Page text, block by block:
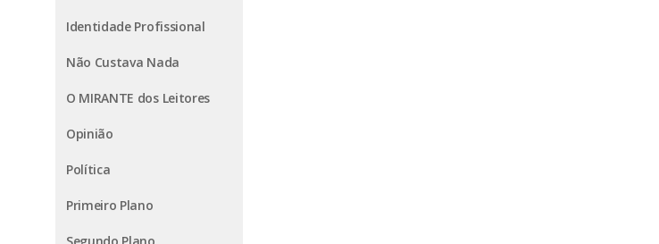
Identidade Profissional
Não Custava Nada
O MIRANTE dos Leitores
Opinião
Política
Primeiro Plano